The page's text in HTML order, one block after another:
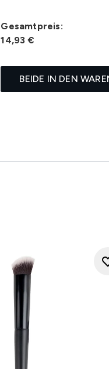
Gesamtpreis:
14,93 €
BEIDE IN DEN